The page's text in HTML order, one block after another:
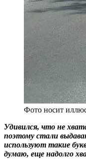
Фото носит
Удивился, что не
поэтому стали
используют такие
думаю, еще надолго